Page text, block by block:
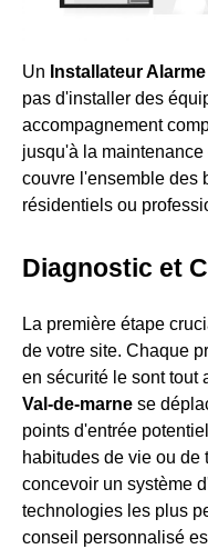
Un Installateur
pas d'installer des
accompagnement
jusqu'à la
couvre l'ensemble des
résidentiels ou
Diagnostic et
La première étape
de votre site. Chaque
en sécurité le sont tout
Val-de-marne se
points d'entrée
habitudes de vie ou de
concevoir un système
technologies les plus
conseil personnalisé